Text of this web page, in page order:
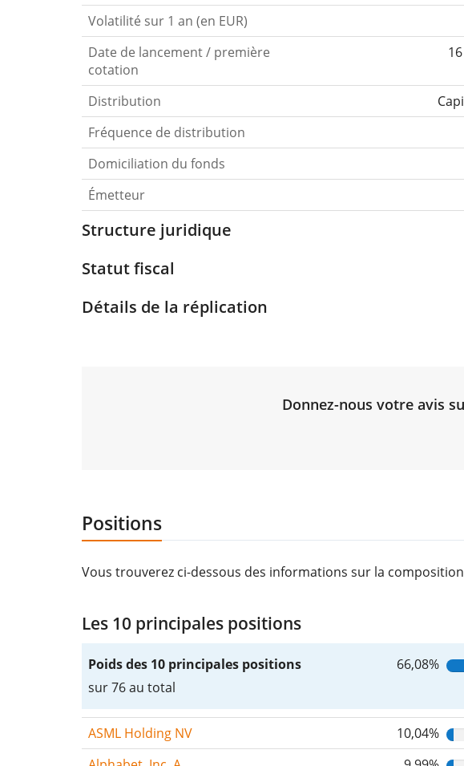
Volatilité sur 1 an (en EUR)
Date de lancement / première
cotation
Distribution
Fréquence de distribution
Domiciliation du fonds
Émetteur
Structure juridique
Statut fiscal
Détails de la réplication
Donnez-nous votre avis
Positions
Vous trouverez ci-dessous des informations sur la
Les 10 principales positions
Poids des 10 principales positions
sur 76 au total
66,08%
ASML Holding NV
10,04%